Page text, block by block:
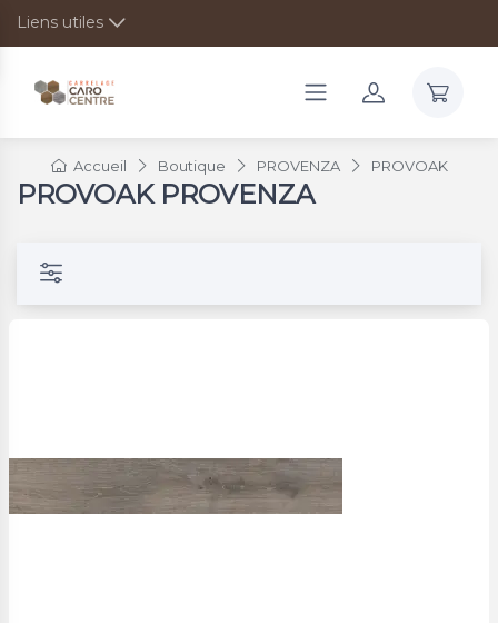
Liens utiles
Accueil Boutique PROVENZA PROVOAK
PROVOAK PROVENZA